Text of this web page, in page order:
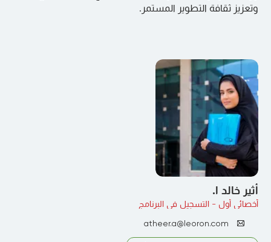
وتعزيز ثقافة التطوير المستمر.
أثير خالد ا.
أخصائي أول - التسجيل في البرنامج
atheer.a@leoron.com